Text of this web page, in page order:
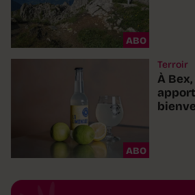
ABO
ABO
Terroir
À